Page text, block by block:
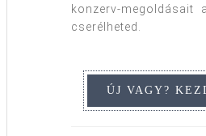
konzerv-megoldásait
cserélheted.